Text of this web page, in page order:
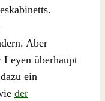
Aber
Leyen überhaupt
ein
der